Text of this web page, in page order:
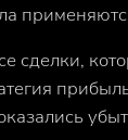
сделки,